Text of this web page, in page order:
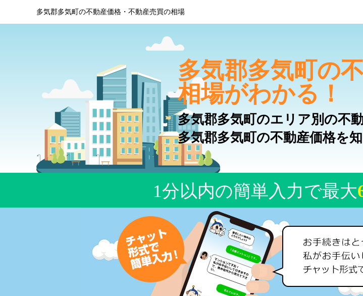
多気郡多気町の不動産価格・不動産売買の相場
多気郡多気町の
相場がわかる！
多気郡多気町のエリア別の不
多気郡多気町の不動産価格を
1分以内の簡単入力で最大